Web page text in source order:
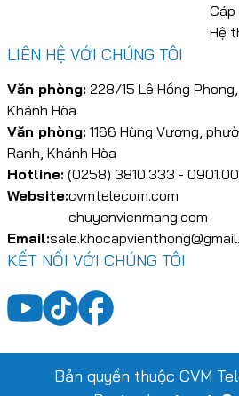
Hệ
LIÊN HỆ VỚI CHÚNG TÔI
Văn phòng: 228/15 Lê Hồng
Khánh Hòa
Văn phòng: 1166 Hùng Vương,
Ranh, Khánh Hòa
Hotline: (0258) 3810.333 -
Website:cvmtelecom.com
chuyenvienmang.com
Email:
KẾT NỐI VỚI CHÚNG TÔI
Bản quyền thuộc CVM